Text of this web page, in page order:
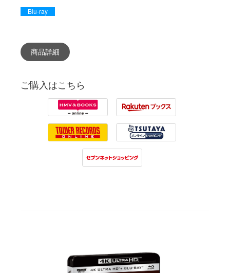
Blu-ray
商品詳細
ご購入はこちら
HMV Rakuten
Tower Records Tsutaya
7net